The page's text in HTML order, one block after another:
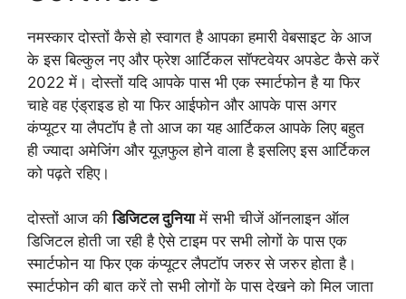
नमस्कार दोस्तों कैसे हो स्वागत है आपका हमारी वेबसाइट के आज
के इस बिल्कुल नए और फ्रेश आर्टिकल सॉफ्टवेयर अपडेट कैसे करें
2022 में। दोस्तों यदि आपके पास भी एक स्मार्टफोन है या फिर
चाहे वह एंड्राइड हो या फिर आईफोन और आपके पास अगर
कंप्यूटर या लैपटॉप है तो आज का यह आर्टिकल आपके लिए बहुत
ही ज्यादा अमेजिंग और यूज़फुल होने वाला है इसलिए इस आर्टिकल
को पढ़ते रहिए।
दोस्तों आज कीडिजिटल दुनियामें सभी चीजें ऑनलाइन ऑल
डिजिटल होती जा रही है ऐसे टाइम पर सभी लोगों के पास एक
स्मार्टफोन या फिर एक कंप्यूटर लैपटॉप जरुर से जरुर होता है।
स्मार्टफोन की बात करें तो सभी लोगों के पास देखने को मिल जाता